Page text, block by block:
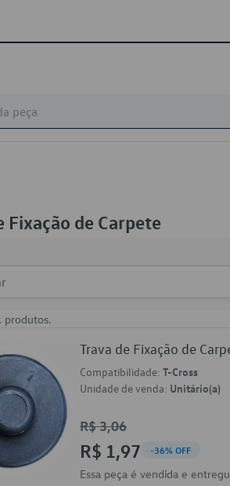
Fixação de Carpete
produtos.
Trava de Fixação de
Compatibilidade: T-Cross
Unidade de venda: Unitário(a)
R$ 3,06
R$ 1,97 -36% OFF
Essa peça é vendida e